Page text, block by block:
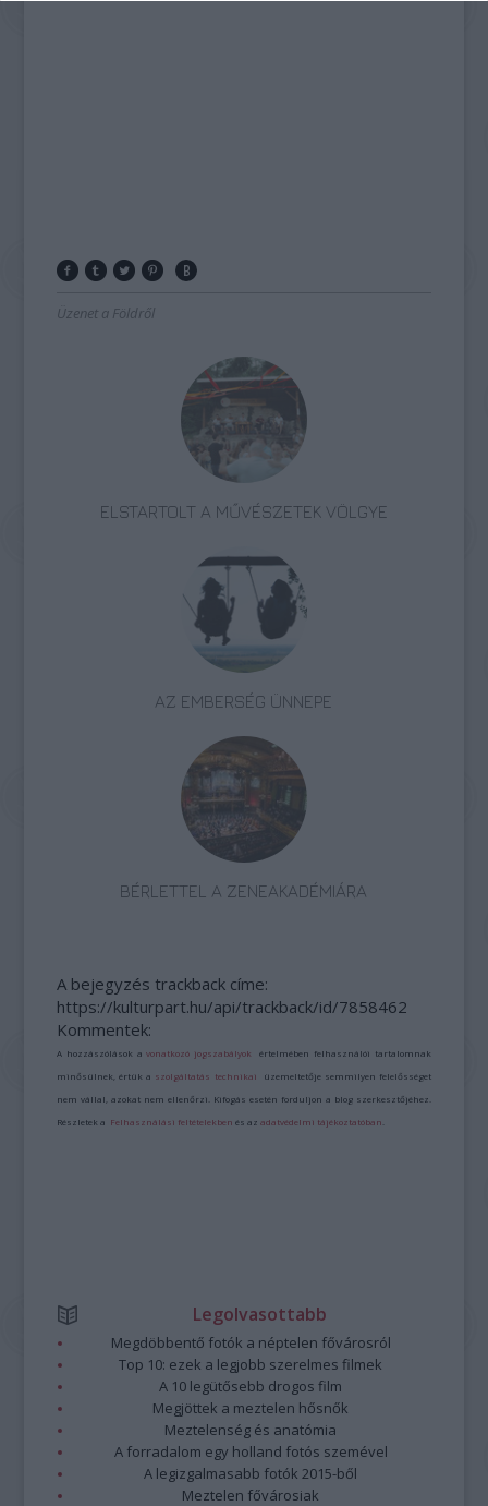
Üzenet a Földről
ELSTARTOLT A MŰVÉSZETEK VÖLGYE
AZ EMBERSÉG ÜNNEPE
BÉRLETTEL A ZENEAKADÉMIÁRA
A bejegyzés trackback címe:
https://kulturpart.hu/api/trackback/id/7858462
Kommentek:
A hozzászólások avonatkozó jogszabályok értelmében felhasználói tartalomnak
minősülnek, értük a szolgáltatás technikai üzemeltetője semmilyen felelősséget
nem vállal, azokat nem ellenőrzi. Kifogás esetén forduljon a blog szerkesztőjéhez.
Részletek a Felhasználási feltételekben és azadatvédelmi tájékoztatóban
Legolvasottabb
Megdöbbentő fotók a néptelen fővárosról
Top 10: ezek a legjobb szerelmes filmek
A 10 legütősebb drogos film
Megjöttek a meztelen hősnők
Meztelenség és anatómia
A forradalom egy holland fotós szemével
A legizgalmasabb fotók 2015-ből
Meztelen fővárosiak